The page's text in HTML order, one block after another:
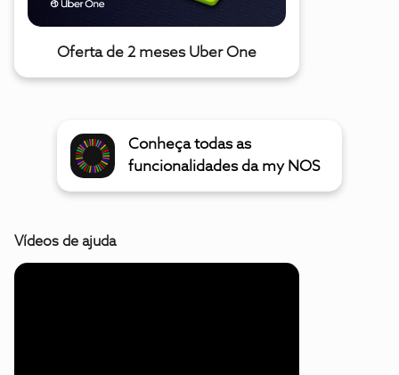
Oferta de 2 meses Uber One
Conheça todas as
funcionalidades da my NOS
Vídeos de ajuda